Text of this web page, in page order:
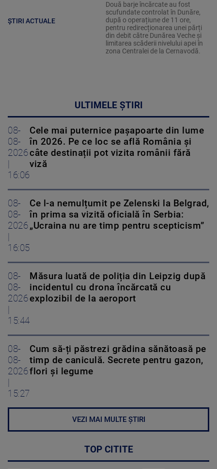
ȘTIRI ACTUALE
Două barje încărcate au fost
scufundate controlat în Dunăre,
după o operațiune de 11 ore,
pentru redirecționarea unei părți
din debit către Dunărea Veche și
limitarea scăderii nivelului apei în
zona Centralei de la Cernavodă.
ULTIMELE ȘTIRI
08-
08-
2026
16:06
Cele mai puternice pașapoarte din lume
în 2026. Pe ce loc se află România și
câte destinații pot vizita românii fără
viză
08-
08-
2026
16:05
Ce l-a nemulțumit pe Zelenski la Belgrad,
în prima sa vizită oficială în Serbia:
„Ucraina nu are timp pentru scepticism”
08-
08-
2026
15:44
Măsura luată de poliția din Leipzig după
incidentul cu drona încărcată cu
explozibil de la aeroport
08-
08-
2026
15:27
Cum să-ți păstrezi grădina sănătoasă pe
timp de caniculă. Secrete pentru gazon,
flori și legume
VEZI MAI MULTE ȘTIRI
TOP CITITE